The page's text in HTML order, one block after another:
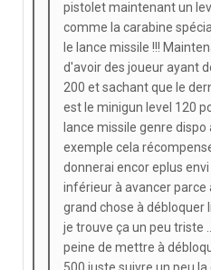
pistolet maintenant un
comme la carabine
le lance missile !!!
d'avoir des joueur ayant
200 et sachant que le
est le minigun level 120
lance missile genre
exemple cela
donnerai encor eplus
inférieur à avancer parce
grand chose à débloquer
je trouve ça un peu triste
peine de mettre à